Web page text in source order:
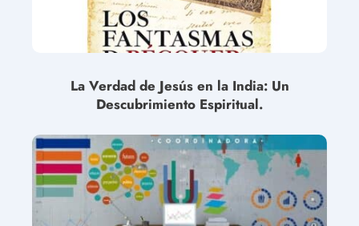
La Verdad de Jesús en la India: Un
Descubrimiento Espiritual.